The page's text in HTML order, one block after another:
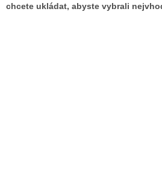
chcete ukládat, abyste vybrali